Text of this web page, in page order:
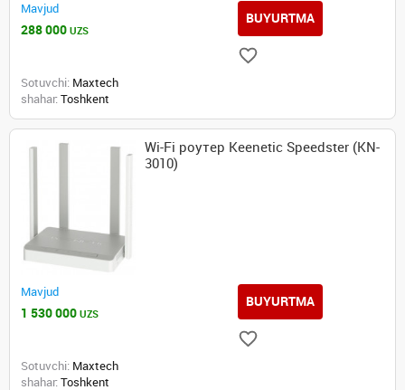
Mavjud
288 000 UZS
BUYURTMA
Sotuvchi: Maxtech
shahar: Toshkent
Wi-Fi роутер Keenetic Speedster (KN-
3010)
Mavjud
1 530 000 UZS
BUYURTMA
Sotuvchi: Maxtech
shahar: Toshkent